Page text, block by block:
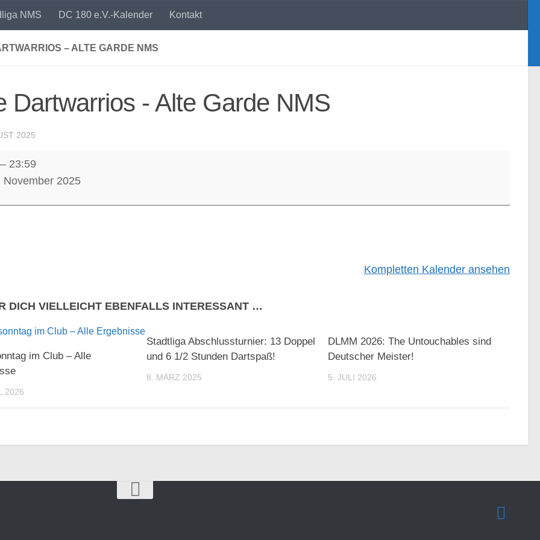
NMS DC 180 e.V.-Kalender Kontakt
– ALTE GARDE NMS
Dartwarrios - Alte Garde NMS
2025
– 23:59
November 2025
Kompletten Kalender ansehen
DICH VIELLEICHT EBENFALLS INTERESSANT …
im Club – Alle
2026
Stadtliga Abschlussturnier: 13 Doppel
und 6 1/2 Stunden Dartspaß!
8. MÄRZ 2025
DLMM 2026: The Untouchables sind
Deutscher Meister!
5. JULI 2026